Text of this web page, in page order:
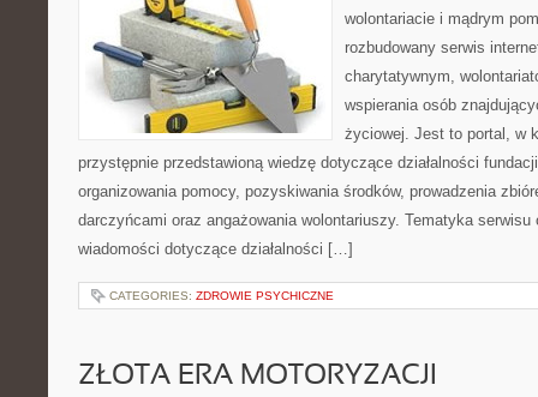
wolontariacie i mądrym
rozbudowany serwis
charytatywnym,
wspierania osób
życiowej. Jest to portal, w
przystępnie przedstawioną wiedzę dotyczące działalności
organizowania pomocy, pozyskiwania środków, prowadzenia
darczyńcami oraz angażowania wolontariuszy. Tematyka
wiadomości dotyczące działalności […]
CATEGORIES: ZDROWIE PSYCHICZNE
ZŁOTA ERA MOTORYZACJI